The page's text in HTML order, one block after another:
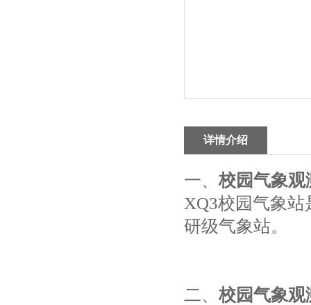
详情介绍
一、校园气象观
XQ3校园气象
研级气象站。
二、校园气象观